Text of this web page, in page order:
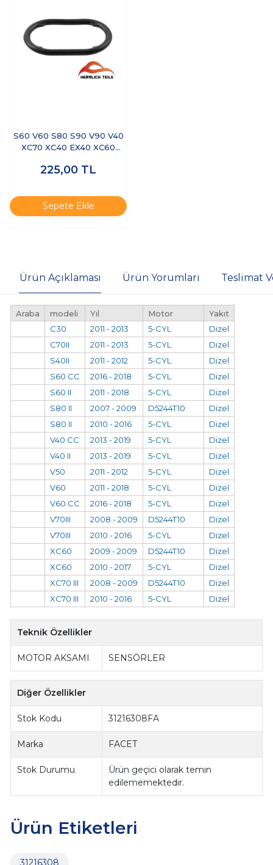
S60 V60 S80 S90 V90 V40
XC70 XC40 EX40 XC60
ŞANZUMAN ORİNG
225,00 TL
Sepete Ekle
Ürün Açıklaması Ürün Yorumları Teslimat
Araba modeli Yıl Motor
Yakıt
C30
2011 - 2013 5-CYL
Dizel
C70II
2011 - 2013 5-CYL
Dizel
S40II
2011 - 2012 5-CYL
Dizel
S60 CC
2016 - 2018 5-CYL
Dizel
S60 II
2011 - 2018 5-CYL
Dizel
S80 II
2007 - 2009 D5244T10
Dizel
S80 II
2010 - 2016 5-CYL
Dizel
V40 CC
2013 - 2019 5-CYL
Dizel
V40 II
2013 - 2019 5-CYL
Dizel
V50
2011 - 2012 5-CYL
Dizel
V60
2011 - 2018 5-CYL
Dizel
V60 CC
2016 - 2018 5-CYL
Dizel
V70III
2008 - 2009 D5244T10
Dizel
V70III
2010 - 2016 5-CYL
Dizel
XC60
2009 - 2009 D5244T10
Dizel
XC60
2010 - 2017 5-CYL
Dizel
XC70 III
2008 - 2009 D5244T10
Dizel
XC70 III
2010 - 2016 5-CYL Dizel
Teknik Özellikler
MOTOR AKSAMI SENSÖRLER
Diğer Özellikler
Stok Kodu 31216308FA
Marka FACET
Stok Durumu
Ürün geçici olarak temin
edilememektedir.
Ürün Etiketleri
31216308